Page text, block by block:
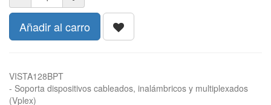
Añadir al carro
VISTA128BPT
- Soporta dispositivos cableados, inalámbricos y multiplexados
(Vplex)